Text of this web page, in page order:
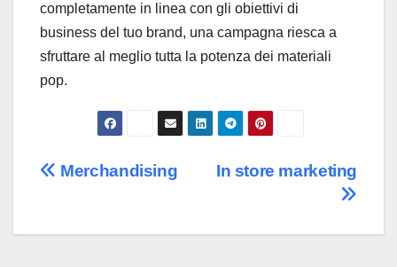
completamente in linea con gli obiettivi di
business del tuo brand, una campagna riesca a
sfruttare al meglio tutta la potenza dei materiali
pop.
Post
In store marketing
Merchandising